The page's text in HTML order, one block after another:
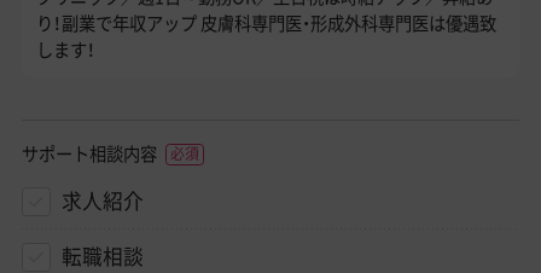
り！副業で年収アップ 皮膚科専門医・形成外科専門医は優遇致
します！
サポート相談内容
求人紹介
転職相談